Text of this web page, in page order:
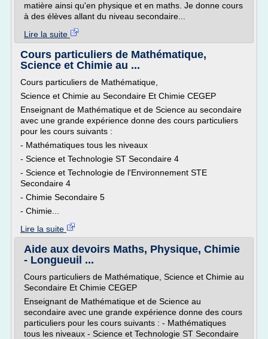
matière ainsi qu'en physique et en maths. Je donne cours
à des élèves allant du niveau secondaire...
Lire la suite
Cours particuliers de Mathématique,
Science et Chimie au ...
Cours particuliers de Mathématique,
Science et Chimie au Secondaire Et Chimie CEGEP
Enseignant de Mathématique et de Science au secondaire
avec une grande expérience donne des cours particuliers
pour les cours suivants :
- Mathématiques tous les niveaux
- Science et Technologie ST Secondaire 4
- Science et Technologie de l'Environnement STE
Secondaire 4
- Chimie Secondaire 5
- Chimie...
Lire la suite
Aide aux devoirs Maths, Physique, Chimie
- Longueuil ...
Cours particuliers de Mathématique, Science et Chimie au
Secondaire Et Chimie CEGEP
Enseignant de Mathématique et de Science au
secondaire avec une grande expérience donne des cours
particuliers pour les cours suivants : - Mathématiques
tous les niveaux - Science et Technologie ST Secondaire